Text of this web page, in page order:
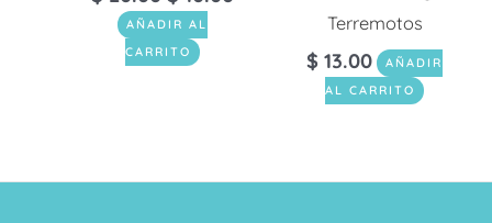
AÑADIR AL
CARRITO
Terremotos
$ 13.00
AÑADIR
AL CARRITO